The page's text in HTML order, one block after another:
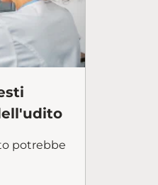
potrebbe